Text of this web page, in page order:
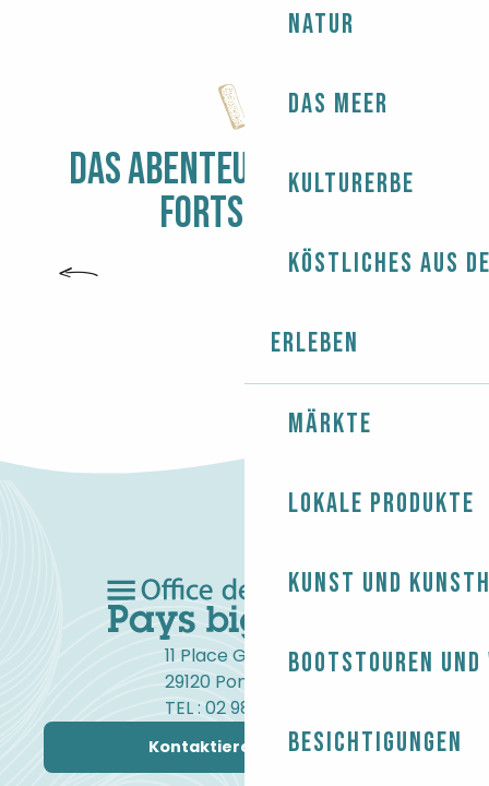
Natur
Das Meer
Kulturerbe
Köstliches aus
Erleben
Märkte
Lokale Produkte
Kunst und
Bootstouren
Besichtigungen
DAS ABENTEUER BIGOUDEN
FORTSETZEN
11 Place Gambetta
29120 Pont-l'Abbé
TEL : 02 98 82 37 99
Kontaktieren Sie uns